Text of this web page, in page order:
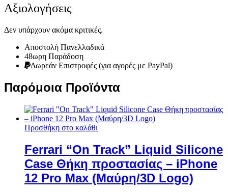
Αξιολογήσεις
Δεν υπάρχουν ακόμα κριτικές.
Αποστολή Πανελλαδικά
48ωρη Παράδοση
Δωρεάν Eπιστροφές (για αγορές με PayPal)
Παρόμοια Προϊόντα
Προσθήκη στο καλάθι
Ferrari “On Track” Liquid Silicone
Case Θήκη προστασίας – iPhone
12 Pro Max (Μαύρη/3D Logo)